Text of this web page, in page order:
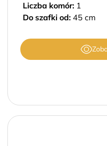
Liczba komór: 1
Do szafki od: 45 cm